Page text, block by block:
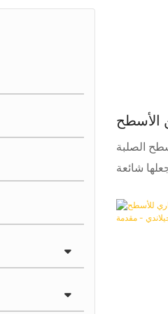
وطاولات
يتعلق
مساحتك
التجارية
فحسب، بل
الأسطح
سعر
المصنع
الصلبة
شائعة